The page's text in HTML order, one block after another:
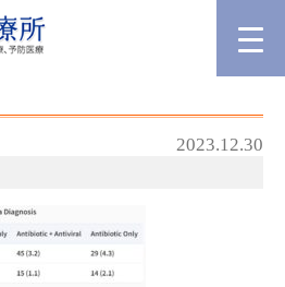
2023.12.30